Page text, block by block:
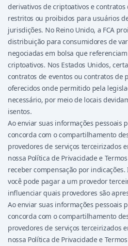
derivativos de criptoativos e
restritos ou proibidos para usuários
jurisdições. No Reino Unido, a FCA
distribuição para consumidores de
negociadas em bolsa que
criptoativos. Nos Estados Unidos,
contratos de eventos ou contratos de
oferecidos onde permitido pela
necessário, por meio de locais
isentos.
Ao enviar suas informações pessoais
concorda com o compartilhamento
provedores de serviços terceirizados
nossa Política de Privacidade e
receber compensação por
você pode pagar a um provedor
influenciar quais provedores são
Ao enviar suas informações pessoais
concorda com o compartilhamento
provedores de serviços terceirizados
nossa Política de Privacidade e